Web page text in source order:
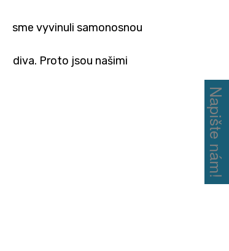
jsme vyvinuli samonosnou
zdiva. Proto jsou našimi
Napište nám!